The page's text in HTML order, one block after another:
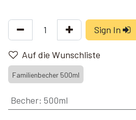
Sign In
Auf die Wunschliste
Familienbecher 500ml
Becher: 500ml